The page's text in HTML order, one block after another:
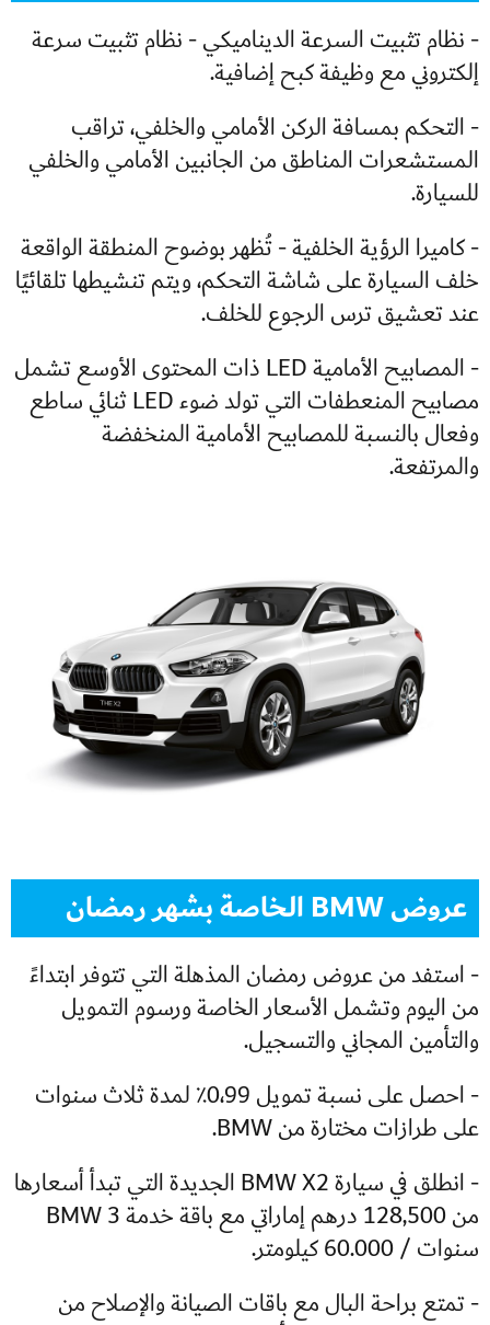
- نظام تثبيت السرعة الديناميكي - نظام تثبيت سرعة
إلكتروني مع وظيفة كبح إضافية.
- التحكم بمسافة الركن الأمامي والخلفي، تراقب
المستشعرات المناطق من الجانبين الأمامي والخلفي
للسيارة.
- كاميرا الرؤية الخلفية - تُظهر بوضوح المنطقة الواقعة
خلف السيارة على شاشة التحكم، ويتم تنشيطها تلقائيًا
عند تعشيق ترس الرجوع للخلف.
- المصابيح الأمامية LED ذات المحتوى الأوسع تشمل
مصابيح المنعطفات التي تولد ضوء LED ثنائي ساطع
وفعال بالنسبة للمصابيح الأمامية المنخفضة
والمرتفعة.
عروض BMW الخاصة بشهر رمضان
- استفد من عروض رمضان المذهلة التي تتوفر ابتداءً
من اليوم وتشمل الأسعار الخاصة ورسوم التمويل
والتأمين المجاني والتسجيل.
- احصل على نسبة تمويل 0،99٪ لمدة ثلاث سنوات
على طرازات مختارة من BMW.
- انطلق في سيارة BMW X2 الجديدة التي تبدأ أسعارها
من 128,500 درهم إماراتي مع باقة خدمة BMW 3
سنوات / 60.000 كيلومتر.
- تمتع براحة البال مع باقات الصيانة والإصلاح من